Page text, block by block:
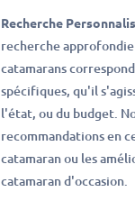
Recherche
recherche
catamarans
spécifiques, qu'il
l'état, ou du budget.
recommandations en
catamaran ou les
catamaran d'occasion.